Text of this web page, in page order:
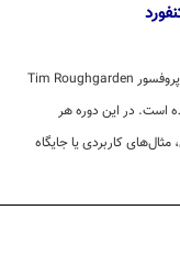
ویدئوهای جلسات آموزشی طراحی و تحلیل الگوریتم پروفسور Tim Roughgarden
در این دوره هر
کاربردی یا جایگاه